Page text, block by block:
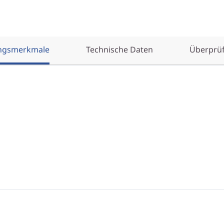
Technische Daten